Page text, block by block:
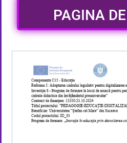
PAGINA